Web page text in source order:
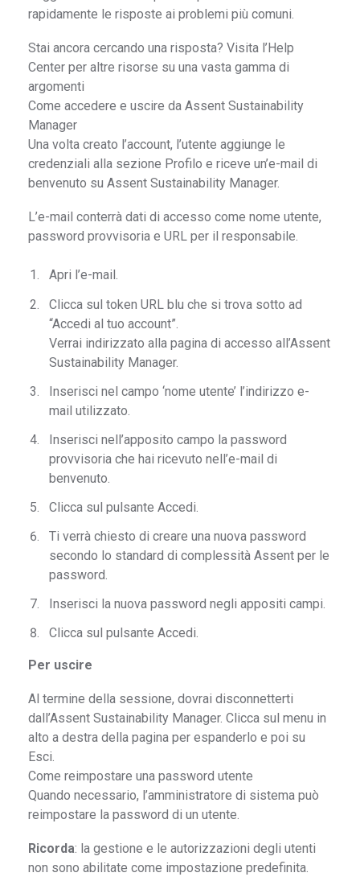
rapidamente le risposte ai problemi più comuni.
Stai ancora cercando una risposta? Visita l’Help
Center per altre risorse su una vasta gamma di
argomenti
Come accedere e uscire da Assent Sustainability
Manager
Una volta creato l’account, l’utente aggiunge le
credenziali alla sezione Profilo e riceve un’e-mail di
benvenuto su Assent Sustainability Manager.
L’e-mail conterrà dati di accesso come nome utente,
password provvisoria e URL per il responsabile.
Apri l’e-mail.
Clicca sul token URL blu che si trova sotto ad
“Accedi al tuo account”.
Verrai indirizzato alla pagina di accesso all’Assent
Sustainability Manager.
Inserisci nel campo ‘nome utente’ l’indirizzo e-
mail utilizzato.
Inserisci nell’apposito campo la password
provvisoria che hai ricevuto nell’e-mail di
benvenuto.
Clicca sul pulsante Accedi.
Ti verrà chiesto di creare una nuova password
secondo lo standard di complessità Assent per le
password.
Inserisci la nuova password negli appositi campi.
Clicca sul pulsante Accedi.
Per uscire
Al termine della sessione, dovrai disconnetterti
dall’Assent Sustainability Manager. Clicca sul menu in
alto a destra della pagina per espanderlo e poi su
Esci.
Come reimpostare una password utente
Quando necessario, l’amministratore di sistema può
reimpostare la password di un utente.
Ricorda: la gestione e le autorizzazioni degli utenti
non sono abilitate come impostazione predefinita.